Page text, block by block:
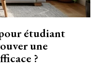
étudiant
une
?